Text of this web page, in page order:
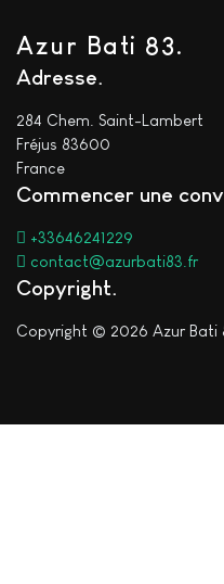
Azur Bati 83.
Adresse
284 Chem. Saint-Lambert
Fréjus 83600
France
Commencer une
+33646241229
contact@azurbati83.fr
Copyright
Copyright © 2026 Azur Bati